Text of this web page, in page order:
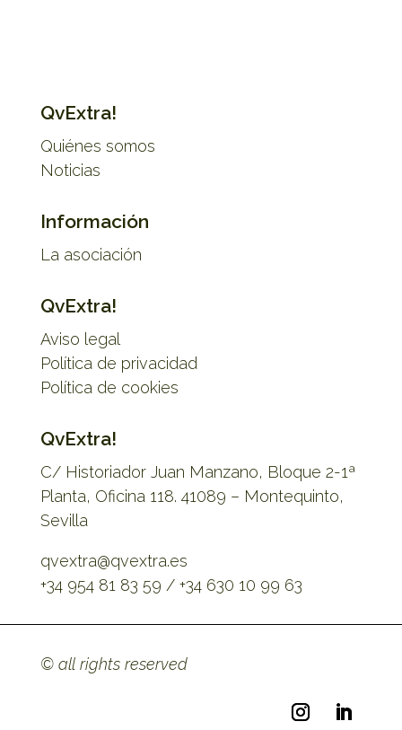
QvExtra!
Quiénes somos
Noticias
Información
La asociación
QvExtra!
Aviso legal
Política de privacidad
Política de cookies
QvExtra!
C/ Historiador Juan Manzano, Bloque 2-1ª
Planta, Oficina 118. 41089 – Montequinto,
Sevilla
qvextra@qvextra.es
+34 954 81 83 59 / +34 630 10 99 63
© all rights reserved